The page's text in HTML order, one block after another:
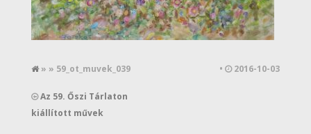
» » 59_ot_muvek_039 • 2016-10-03
Az 59. Őszi Tárlaton
kiállított művek